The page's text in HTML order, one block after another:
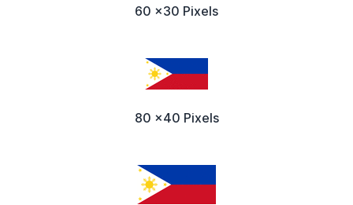
60 x30 Pixels
80 x40 Pixels